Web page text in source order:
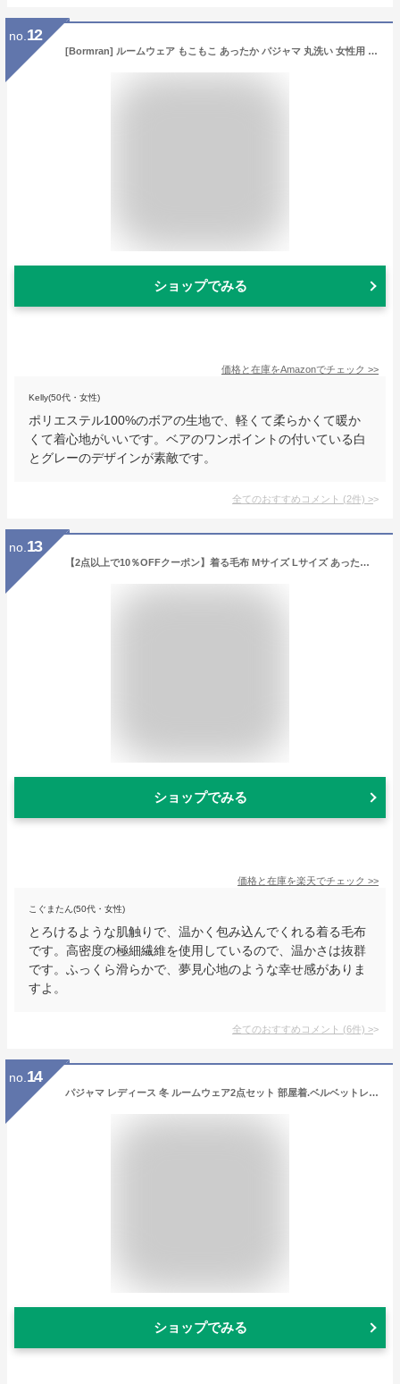
no. 12
[Bormran] ルームウェア もこもこ あったか パジャマ 丸洗い 女性用 ギフト ふわふわな肌触り 防寒 保温 秋 冬 メンズ レディース 軽量 クリスマスプレゼント お揃い ペア 上下セット 部屋着 BJ040 (女性用グレー, M)
ショップでみる
価格と在庫をAmazonでチェック >>
Kelly(50代・女性)
ポリエステル100%のボアの生地で、軽くて柔らかくて暖か
くて着心地がいいです。ベアのワンポイントの付いている白
とグレーのデザインが素敵です。
全てのおすすめコメント (2件) >
no. 13
【2点以上で10％OFFクーポン】着る毛布 Mサイズ Lサイズ あったか マイクロファイバー とろけるタッチの着る毛布 レディース メンズ 男女兼用 ポケット付 フード付 冬用 秋 冬 暖か 暖かい おしゃれ ルームウェア ルームウエア パジャマ 部屋着
ショップでみる
価格と在庫を楽天でチェック >>
こぐまたん(50代・女性)
とろけるような肌触りで、温かく包み込んでくれる着る毛布
です。高密度の極細繊維を使用しているので、温かさは抜群
です。ふっくら滑らかで、夢見心地のような幸せ感がありま
すよ。
全てのおすすめコメント (6件) >
no. 14
パジャマ レディース 冬 ルームウェア2点セット 部屋着.ベルベットレース 寝巻き ベロア セクシー 上品 おしゃれ 女性 秋物春秋 冬
ショップでみる